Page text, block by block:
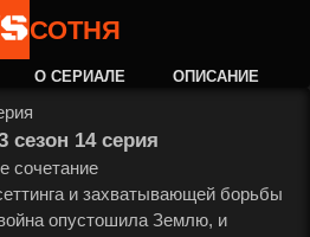
СОТНЯ
О СЕРИАЛЕ ОПИСАНИЕ
сезон 14 серия
сочетание
и захватывающей борьбы
опустошила Землю, и